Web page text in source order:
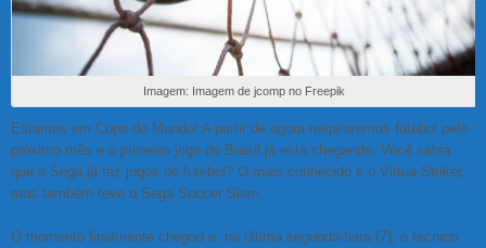
Imagem: Imagem de jcomp no Freepik
Estamos em Copa do Mundo! A partir de agora respiraremos futebol pelo
próximo mês e o primeiro jogo do Brasil já está chegando. Você sabia
que a Sega já fez jogos de futebol? O mais conhecido é o Virtua Striker,
mas também teve o Sega Soccer Slam.
O momento finalmente chegou e, na última segunda-feira (7), o técnico